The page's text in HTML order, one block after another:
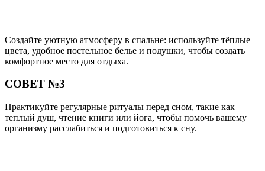
Создайте уютную атмосферу в спальне: используйте тёплые
цвета, удобное постельное белье и подушки, чтобы создать
комфортное место для отдыха.
СОВЕТ №3
Практикуйте регулярные ритуалы перед сном, такие как
теплый душ, чтение книги или йога, чтобы помочь вашему
организму расслабиться и подготовиться к сну.